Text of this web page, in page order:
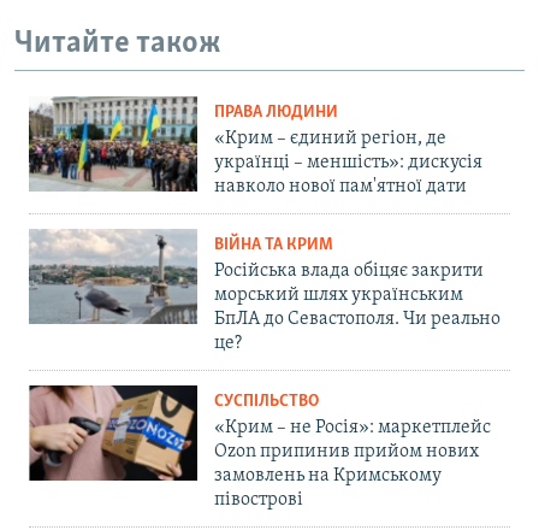
Читайте також
ПРАВА ЛЮДИНИ
«Крим – єдиний регіон, де
українці – меншість»: дискусія
навколо нової пам'ятної дати
ВІЙНА ТА КРИМ
Російська влада обіцяє закрити
морський шлях українським
БпЛА до Севастополя. Чи реально
це?
СУСПІЛЬСТВО
«Крим – не Росія»: маркетплейс
Ozon припинив прийом нових
замовлень на Кримському
півострові